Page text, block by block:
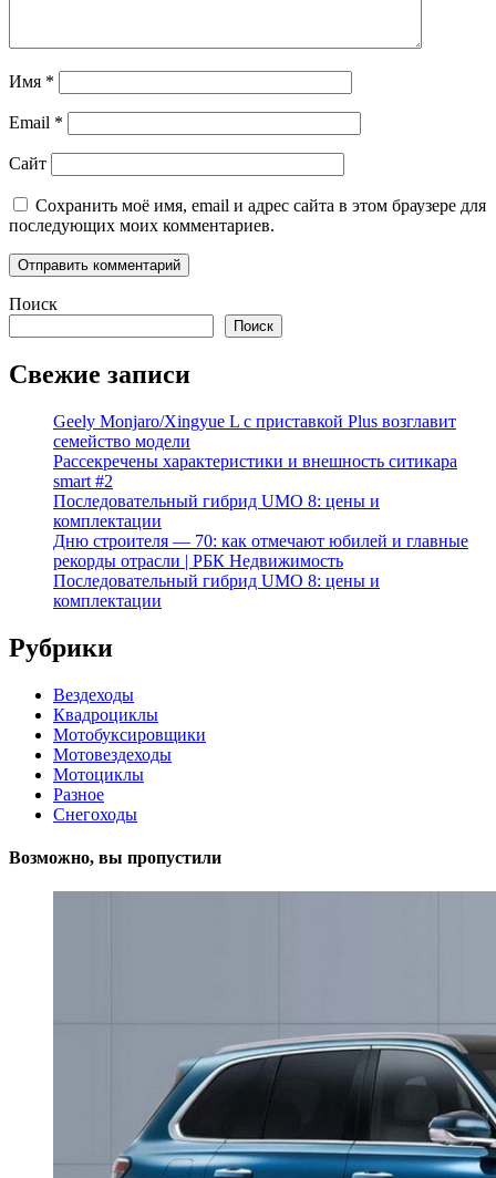
Имя *
Email *
Сайт
Сохранить моё имя, email и адрес сайта в этом браузере для
последующих моих комментариев.
Поиск
Поиск
Свежие записи
Geely Monjaro/Xingyue L с приставкой Plus возглавит
семейство модели
Рассекречены характеристики и внешность ситикара
smart #2
Последовательный гибрид UMO 8: цены и
комплектации
Дню строителя — 70: как отмечают юбилей и главные
рекорды отрасли | РБК Недвижимость
Последовательный гибрид UMO 8: цены и
комплектации
Рубрики
Вездеходы
Квадроциклы
Мотобуксировщики
Мотовездеходы
Мотоциклы
Разное
Снегоходы
Возможно, вы пропустили